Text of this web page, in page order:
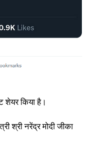
शेयर किया है।
श्री नरेंद्र मोदी जीका